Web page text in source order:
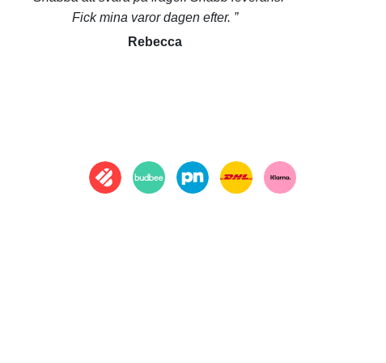
Fick mina varor dagen efter.
Rebecca